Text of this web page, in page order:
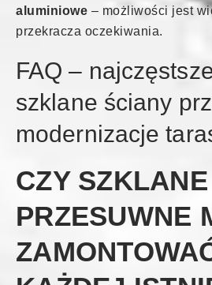
aluminiowe – możliwości jest
przekracza oczekiwania.
FAQ –
szklane ściany
modernizacje
CZY
PRZESUWNE